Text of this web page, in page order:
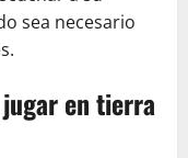
sea necesario
en tierra